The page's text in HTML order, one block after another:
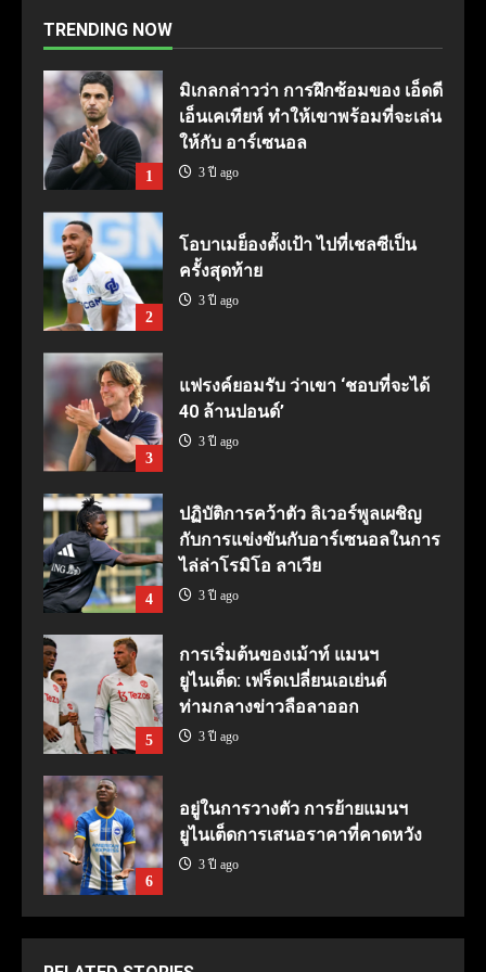
TRENDING NOW
1
มิเกลกล่าวว่า การฝึกซ้อมของ เอ็ดดี
เอ็นเคเทียห์ ทำให้เขาพร้อมที่จะเล่น
ให้กับ อาร์เซนอล
3 ปี ago
2
โอบาเมย็องตั้งเป้า ไปที่เชลซีเป็น
ครั้งสุดท้าย
3 ปี ago
3
แฟรงค์ยอมรับ ว่าเขา ‘ชอบที่จะได้
40 ล้านปอนด์’
3 ปี ago
4
ปฏิบัติการคว้าตัว ลิเวอร์พูลเผชิญ
กับการแข่งขันกับอาร์เซนอลในการ
ไล่ล่าโรมิโอ ลาเวีย
3 ปี ago
5
การเริ่มต้นของเม้าท์ แมนฯ
ยูไนเต็ด: เฟร็ดเปลี่ยนเอเย่นต์
ท่ามกลางข่าวลือลาออก
3 ปี ago
6
อยู่ในการวางตัว การย้ายแมนฯ
ยูไนเต็ดการเสนอราคาที่คาดหวัง
3 ปี ago